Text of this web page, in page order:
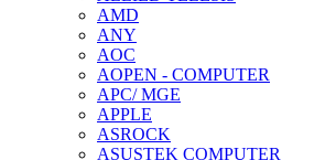
AMD
ANY
AOC
AOPEN - COMPUTER
APC/ MGE
APPLE
ASROCK
ASUSTEK COMPUTER